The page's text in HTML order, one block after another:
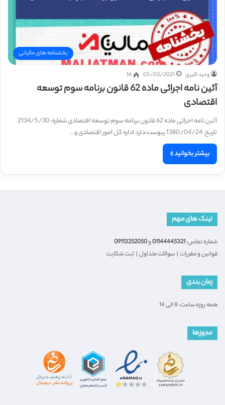
بخشنامه های مالیاتی
وحید اکبری 05/03/2021
16
آئین نامه اجرائی ماده 62 قانون برنامه سوم توسعه
اقتصادی
آئین نامه اجرائی ماده 62 قانون برنامه سوم توسعه اقتصادی شماره: 2134/5/30
تاریخ: 1380/04/24 پیوست:دارد اداره کل امور اقتصادی و…
بیشتر بخوانید »
لینک های مهم
شماره تماس:01144445321و09113252050
قوانین و مقررات | سوالات متداول | ثبت شکایت
زمان بندی
همه روزه ساعت: 8 الی 14
مجوزها